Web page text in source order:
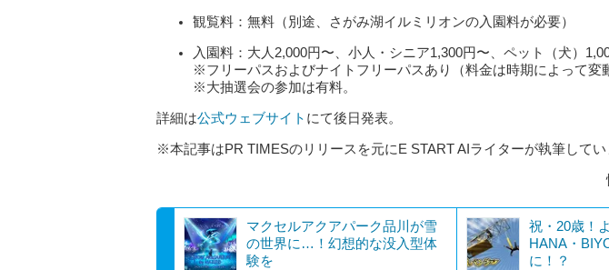
観覧料：無料（別途、さがみ湖イルミリオンの入園料が必要）
入園料：大人2,000円〜、小人・シニア1,300円〜、ペット（犬）
※フリーパスおよびナイトフリーパスあり（料金は時期によって変
※大抽選会の参加は有料。
詳細は公式ウェブサイト にて後日発表。
※本記事はPR TIMESのリリースを元にE START AIライターが執筆してい
マクセルアクアパーク品川が雪
の世界に…！幻想的な没入型体
験を
祝・20歳！
HANA・
に！？